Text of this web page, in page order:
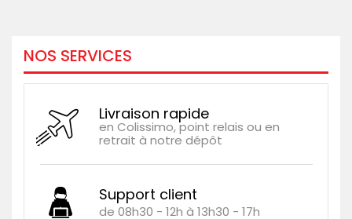
NOS SERVICES
Livraison rapide
en Colissimo, point relais ou en
retrait à notre dépôt
Support client
de 08h30 - 12h à 13h30 - 17h